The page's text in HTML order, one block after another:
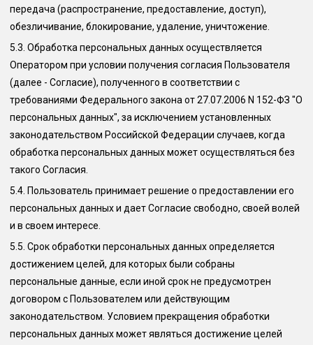
передача (распространение, предоставление, доступ),
обезличивание, блокирование, удаление, уничтожение.
5.3. Обработка персональных данных осуществляется
Оператором при условии получения согласия Пользователя
(далее - Согласие), полученного в соответствии с
требованиями Федерального закона от 27.07.2006 N 152-ФЗ "О
персональных данных", за исключением установленных
законодательством Российской Федерации случаев, когда
обработка персональных данных может осуществляться без
такого Согласия.
5.4. Пользователь принимает решение о предоставлении его
персональных данных и дает Согласие свободно, своей волей
и в своем интересе.
5.5. Срок обработки персональных данных определяется
достижением целей, для которых были собраны
персональные данные, если иной срок не предусмотрен
договором с Пользователем или действующим
законодательством. Условием прекращения обработки
персональных данных может являться достижение целей